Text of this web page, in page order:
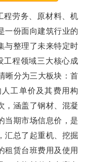
程劳务、原材料、机
一份面向建筑行业的
与整理了未来特定时
程领域三大核心成
晰分为三大板块：首
工单价及其费用构
，涵盖了钢材、混凝
当期市场信息价，是
汇总了起重机、挖掘
租赁台班费用及使用